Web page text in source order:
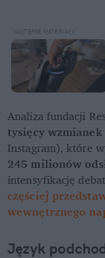
Analiza fundacji
tysięcy wzmianek
245 milionów
intensyfikację
częściej
wewnętrznego
Język